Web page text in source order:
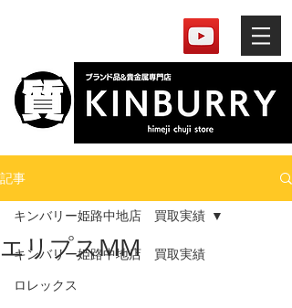
記事
キンバリー姫路中地店 買取実績
ロレックス
キンバリー姫路中地店 買取実績
エリプスMM